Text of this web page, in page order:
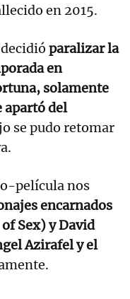
en 2015.
paralizar la
en
solamente
apartó del
se pudo retomar
película nos
encarnados
Sex) y David
Azirafel y el